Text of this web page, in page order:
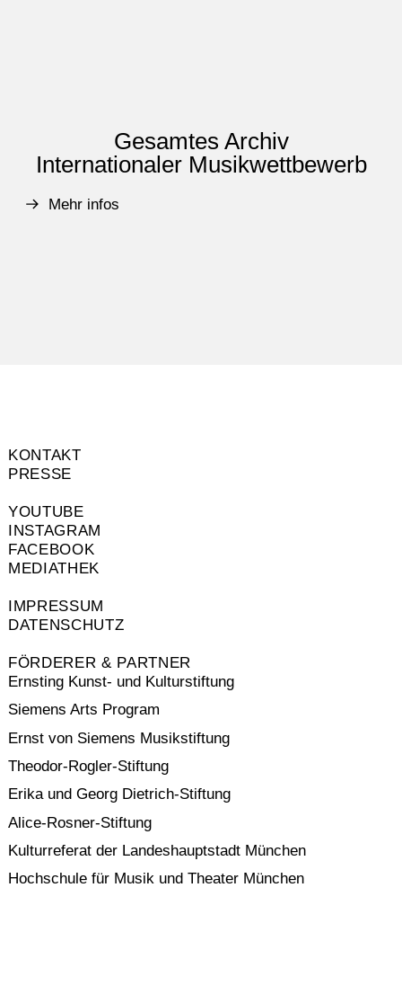
Gesamtes Archiv
Internationaler Musikwettbewerb
Mehr infos
KONTAKT
PRESSE
YOUTUBE
INSTAGRAM
FACEBOOK
MEDIATHEK
IMPRESSUM
DATENSCHUTZ
FÖRDERER & PARTNER
Ernsting Kunst- und Kulturstiftung
Siemens Arts Program
Ernst von Siemens Musikstiftung
Theodor-Rogler-Stiftung
Erika und Georg Dietrich-Stiftung
Alice-Rosner-Stiftung
Kulturreferat der Landeshauptstadt München
Hochschule für Musik und Theater München